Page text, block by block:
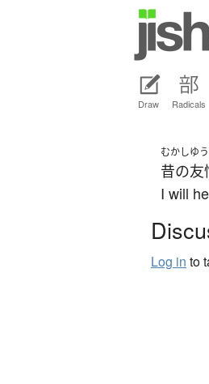
Draw Radicals
むかし
昔の
ゆ
友
I will
Log in to